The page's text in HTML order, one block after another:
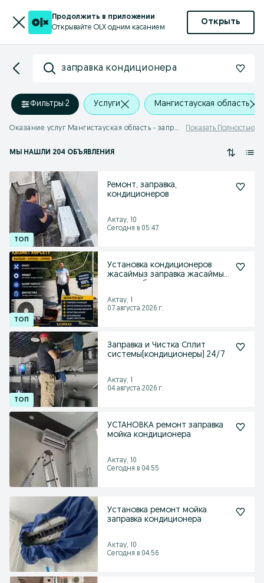
Продолжить в приложении
Открывайте OLX одним касанием
Открыть
заправка кондиционера
Фильтры·2 Услуги Мангистауская область
Оказание услуг Мангистауская область - заправка кондиционера Показать Полностью
МЫ НАШЛИ 204 ОБЪЯВЛЕНИЯ
Ремонт, заправка,
кондиционеров
Актау, 10
Сегодня в 05:47
Установка кондиционеров
жасаймыз заправка жасаймыз
Актау, 1
07 августа 2026 г.
Заправка и Чистка Сплит
системы(кондиционеры) 24/7
Актау, 1
04 августа 2026 г.
УСТАНОВКА ремонт заправка
мойка кондиционера
Актау, 10
Сегодня в 04:55
Установка ремонт мойка
заправка кондиционера
Актау, 10
Сегодня в 04:56